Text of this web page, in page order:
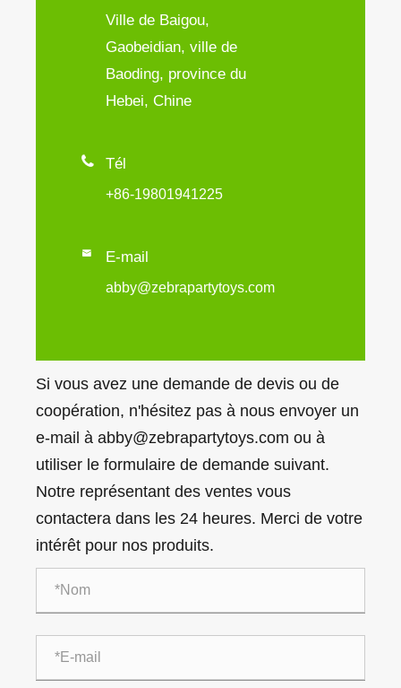
Ville de Baigou,
Gaobeidian, ville de
Baoding, province du
Hebei, Chine
 Tél
+86-19801941225
 E-mail
abby@zebrapartytoys.com
Si vous avez une demande de devis ou de
coopération, n'hésitez pas à nous envoyer un
e-mail à abby@zebrapartytoys.com ou à
utiliser le formulaire de demande suivant.
Notre représentant des ventes vous
contactera dans les 24 heures. Merci de votre
intérêt pour nos produits.